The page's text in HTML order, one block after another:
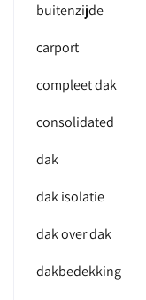
buitenzijde
carport
compleet dak
consolidated
dak
dak isolatie
dak over dak
dakbedekking